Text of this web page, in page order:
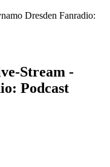
Dresden Fanradio:
Stream -
Podcast